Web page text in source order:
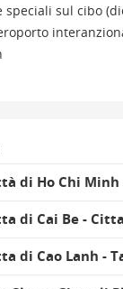
speciali sul cibo
di Ho Chi
di Cai Be -
di Cao Lanh -